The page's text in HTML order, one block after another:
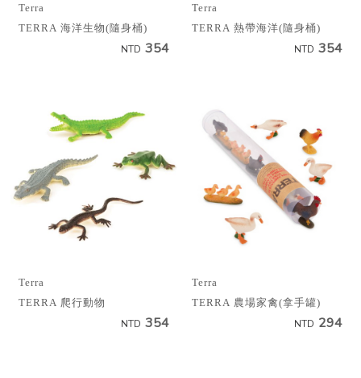
Terra
TERRA 海洋生物(隨身桶)
NTD 354
Terra
TERRA 熱帶海洋(隨身桶)
NTD 354
Terra
TERRA 爬行動物
NTD 354
Terra
TERRA 農場家禽(拿手罐)
NTD 294